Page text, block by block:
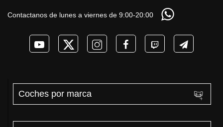
coches eléctricos y
PHEV 2026
necesita? PRUEBA
de AUTONOMÍA
Contactanos de lunes a viernes de 9:00-20:00
Coches por marca